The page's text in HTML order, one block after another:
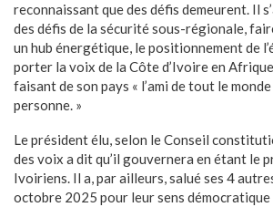
reconnaissant que des défis demeurent. Il
des défis de la sécurité sous-régionale,
un hub énergétique, le positionnement de
porter la voix de la Côte d’Ivoire en
faisant de son pays « l’ami de tout le monde
personne. »
Le président élu, selon le Conseil
des voix a dit qu’il gouvernera en étant le
Ivoiriens. Il a, par ailleurs, salué ses 4
octobre 2025 pour leur sens